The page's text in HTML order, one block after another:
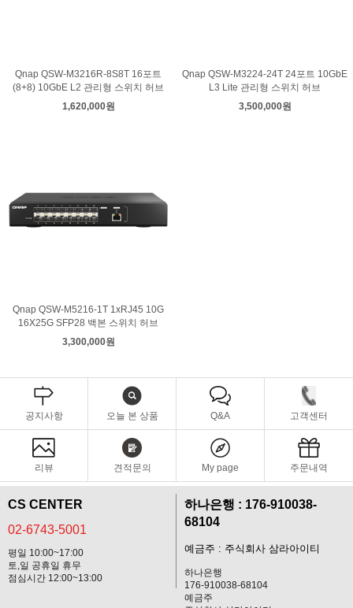
Qnap QSW-M3216R-8S8T 16포트
(8+8) 10GbE L2 관리형 스위치 허브
1,620,000원
Qnap QSW-M3224-24T 24포트 10GbE
L3 Lite 관리형 스위치 허브
3,500,000원
Qnap QSW-M5216-1T 1xRJ45 10G
16X25G SFP28 백본 스위치 허브
3,300,000원
공지사항 오늘 본 상품 Q&A 고객센터
리뷰 견적문의 My page 주문내역
CS CENTER
02-6743-5001
평일 10:00~17:00
토,일 공휴일 휴무
점심시간 12:00~13:00
하나은행 : 176-910038-
68104
예금주 : 주식회사 삼라아이티
하나은행
176-910038-68104
예금주